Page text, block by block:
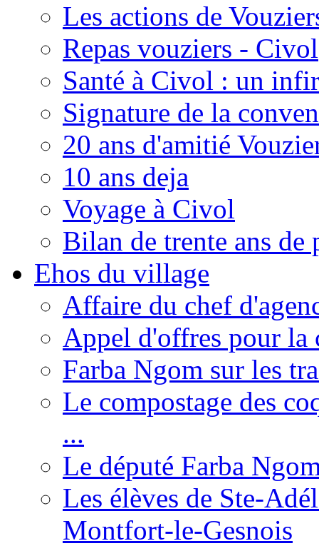
Les actions de
Repas vouziers - Civol
Santé à Civol : un
Signature de la
20 ans d'amitié
10 ans deja
Voyage à Civol
Bilan de trente ans
Ehos du village
Affaire du chef
Appel d'offres pour la
Farba Ngom sur les
Le compostage des
...
Le député Farba
Les élèves de Ste-
Montfort-le-Gesnois